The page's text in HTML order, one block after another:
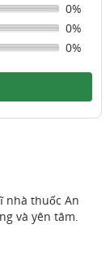
0%
0%
0%
nhà thuốc An
và yên tâm.